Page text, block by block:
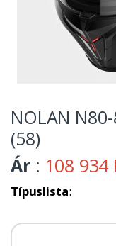
NOLAN
(58)
Ár : 108 934
Típuslista: